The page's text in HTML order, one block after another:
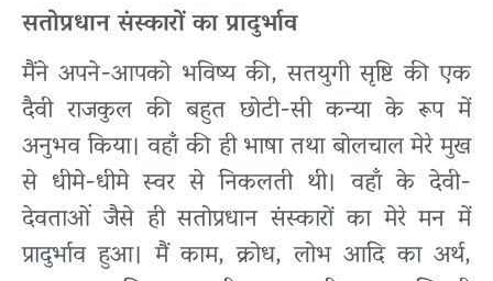
सतोप्रधान संस्कारों का प्रादुर्भाव
मैंने अपने-आपको भविष्य की, सतयुगी सृष्टि की एक
दैवी राजकुल की बहुत छोटी-सी कन्या के रूप में
अनुभव किया। वहाँ की ही भाषा तथा बोलचाल मेरे मुख
से धीमे-धीमे स्वर से निकलती थी। वहाँ के देवी-
देवताओं जैसे ही सतोप्रधान संस्कारों का मेरे मन में
प्रादुर्भाव हुआ। मैं काम, क्रोध, लोभ आदि का अर्थ,